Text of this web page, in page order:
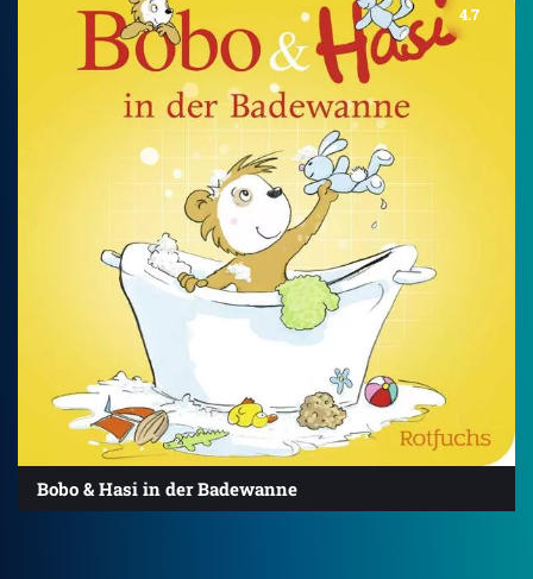
4.7
Bobo & Hasi in der Badewanne